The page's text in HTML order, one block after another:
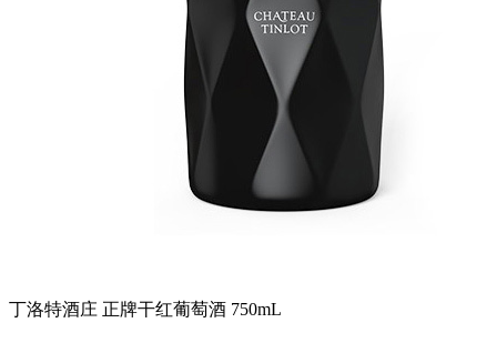
丁洛特酒庄 正牌干红葡萄酒 750mL